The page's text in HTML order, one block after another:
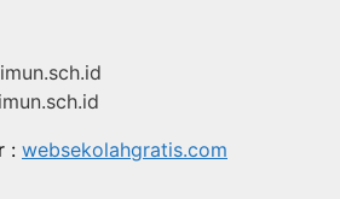
: websekolahgratis.com